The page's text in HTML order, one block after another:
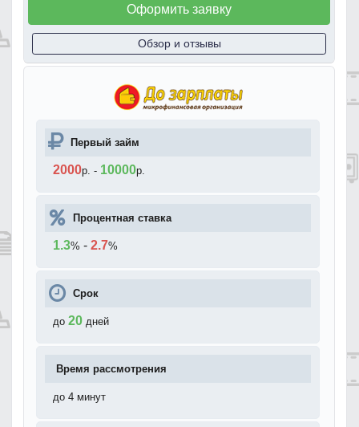
Оформить заявку
Обзор и отзывы
Первый займ
2000р. - 10000р.
Процентная ставка
1.3% - 2.7%
Срок
до 20 дней
Время рассмотрения
до 4 минут